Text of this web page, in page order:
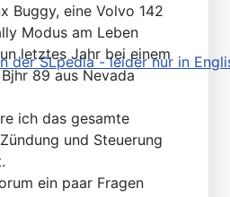
SLpedia - leider nur in
Buggy, eine Volvo 142
Modus am Leben
letztes Jahr bei einem
89 aus Nevada
ich das gesamte
und Steuerung
ein paar Fragen